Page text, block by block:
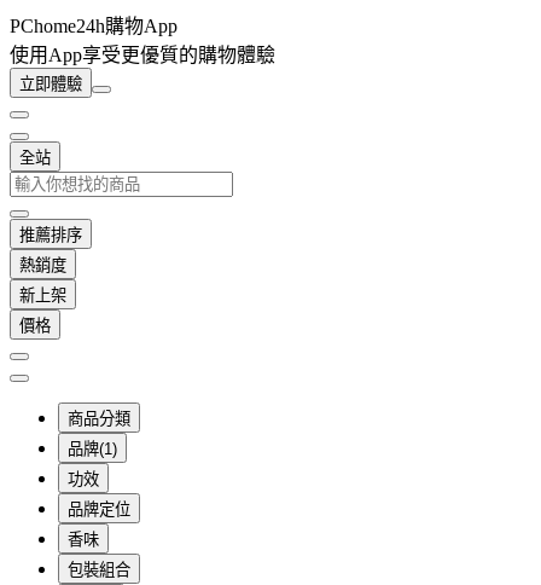
PChome24h購物App
使用App享受更優質的購物體驗
立即體驗
全站
推薦排序
熱銷度
新上架
價格
商品分類
品牌(1)
功效
品牌定位
香味
包裝組合